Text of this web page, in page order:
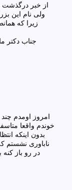
از خبر
ولی نام این
زیرا که
جناب دکتر
امروز اومدم چند
خوندم واقعا
بدون اینکه
ناباوری نشستم
در رو باز